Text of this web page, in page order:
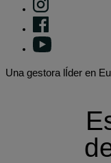
Una gestora lÍder en